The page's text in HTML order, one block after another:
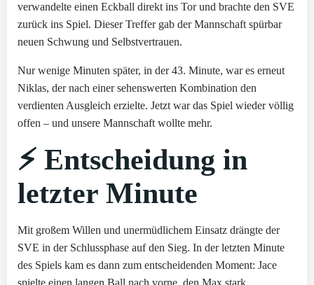
verwandelte einen Eckball direkt ins Tor und brachte den SVE
zurück ins Spiel. Dieser Treffer gab der Mannschaft spürbar
neuen Schwung und Selbstvertrauen.
Nur wenige Minuten später, in der 43. Minute, war es erneut
Niklas, der nach einer sehenswerten Kombination den
verdienten Ausgleich erzielte. Jetzt war das Spiel wieder völlig
offen – und unsere Mannschaft wollte mehr.
⚡ Entscheidung in
letzter Minute
Mit großem Willen und unermüdlichem Einsatz drängte der
SVE in der Schlussphase auf den Sieg. In der letzten Minute
des Spiels kam es dann zum entscheidenden Moment: Jace
spielte einen langen Ball nach vorne, den Max stark